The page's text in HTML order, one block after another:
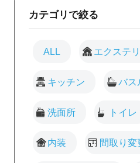
カテゴリで絞る
ALL エクステ
キッチン バス
洗面所 トイレ
内装 間取り変